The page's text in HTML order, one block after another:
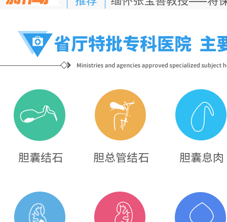
推荐 缅怀张宝善教授——将
胆囊结石 胆总管结石 胆囊息肉